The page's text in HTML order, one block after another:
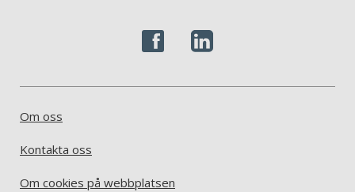
Om oss
Kontakta oss
Om cookies på webbplatsen